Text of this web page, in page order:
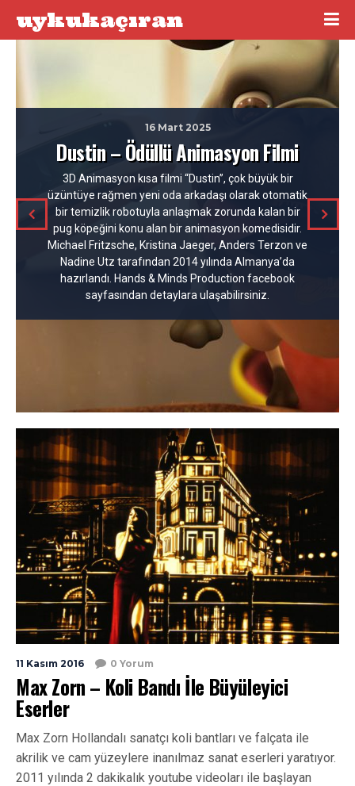
uykukaçıran
16 Mart 2025
Dustin – Ödüllü Animasyon Filmi
3D Animasyon kısa filmi “Dustin”, çok büyük bir
üzüntüye rağmen yeni oda arkadaşı olarak otomatik
bir temizlik robotuyla anlaşmak zorunda kalan bir
pug köpeğini konu alan bir animasyon komedisidir.
Michael Fritzsche, Kristina Jaeger, Anders Terzon ve
Nadine Utz tarafından 2014 yılında Almanya’da
hazırlandı. Hands & Minds Production facebook
sayfasından detaylara ulaşabilirsiniz.
11 Kasım 2016 0 Yorum
Max Zorn – Koli Bandı İle Büyüleyici
Eserler
Max Zorn Hollandalı sanatçı koli bantları ve falçata ile
akrilik ve cam yüzeylere inanılmaz sanat eserleri yaratıyor.
2011 yılında 2 dakikalık youtube videoları ile başlayan